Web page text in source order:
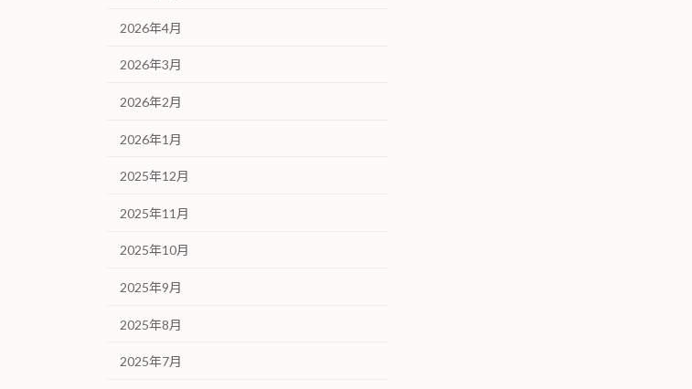
2026年4月
2026年3月
2026年2月
2026年1月
2025年12月
2025年11月
2025年10月
2025年9月
2025年8月
2025年7月